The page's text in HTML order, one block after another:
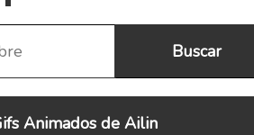
Animados de Ailin